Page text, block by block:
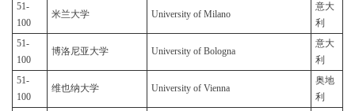
51-
100
米兰大学 University of Milano
意大
利
51-
100
博洛尼亚大学 University of Bologna
意大
利
51-
100
维也纳大学 University of Vienna
奥地
利